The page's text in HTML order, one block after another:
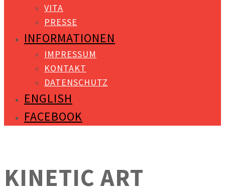
VITA
PRESSE
INFORMATIONEN
IMPRESSUM
KONTAKT
DATENSCHUTZ
ENGLISH
FACEBOOK
KINETIC ART